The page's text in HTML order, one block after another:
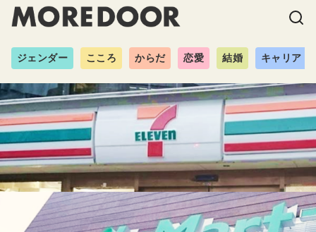
ジェンダー こころ からだ 恋愛 結婚 キャリア